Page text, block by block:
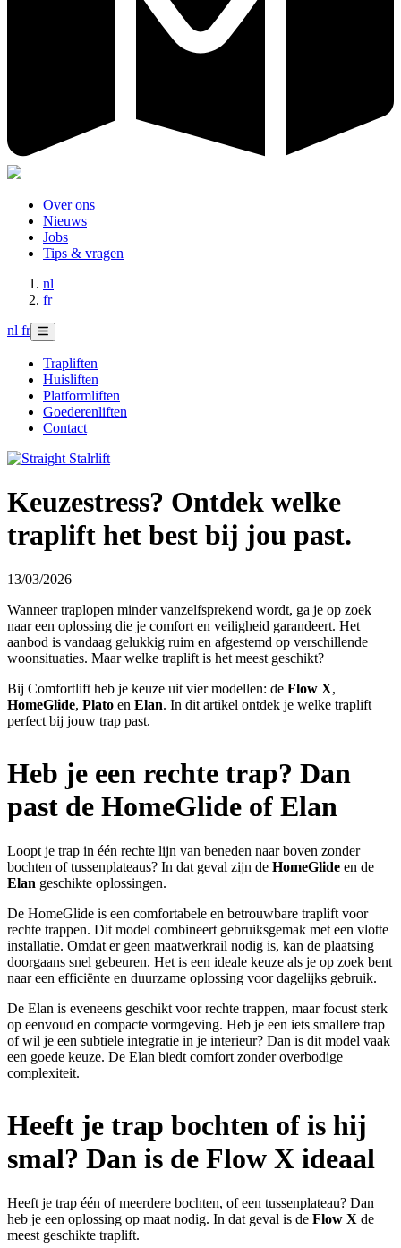
Over ons
Nieuws
Jobs
Tips & vragen
nl
fr
nl fr
Trapliften
Huisliften
Platformliften
Goederenliften
Contact
Keuzestress? Ontdek welke
traplift het best bij jou past.
13/03/2026
Wanneer traplopen minder vanzelfsprekend wordt, ga je op zoek
naar een oplossing die je comfort en veiligheid garandeert. Het
aanbod is vandaag gelukkig ruim en afgestemd op verschillende
woonsituaties. Maar welke traplift is het meest geschikt?
Bij Comfortlift heb je keuze uit vier modellen: de Flow X,
HomeGlide, Platoen Elan. In dit artikel ontdek je welke traplift
perfect bij jouw trap past.
Heb je een rechte trap? Dan
past de HomeGlide of Elan
Loopt je trap in één rechte lijn van beneden naar boven zonder
bochten of tussenplateaus? In dat geval zijn de HomeGlideen de
Elan geschikte oplossingen.
De HomeGlide is een comfortabele en betrouwbare traplift voor
rechte trappen. Dit model combineert gebruiksgemak met een vlotte
installatie. Omdat er geen maatwerkrail nodig is, kan de plaatsing
doorgaans snel gebeuren. Het is een ideale keuze als je op zoek bent
naar een efficiënte en duurzame oplossing voor dagelijks gebruik.
De Elan is eveneens geschikt voor rechte trappen, maar focust sterk
op eenvoud en compacte vormgeving. Heb je een iets smallere trap
of wil je een subtiele integratie in je interieur? Dan is dit model vaak
een goede keuze. De Elan biedt comfort zonder overbodige
complexiteit.
Heeft je trap bochten of is hij
smal? Dan is de Flow X ideaal
Heeft je trap één of meerdere bochten, of een tussenplateau? Dan
heb je een oplossing op maat nodig. In dat geval is de Flow X de
meest geschikte traplift.